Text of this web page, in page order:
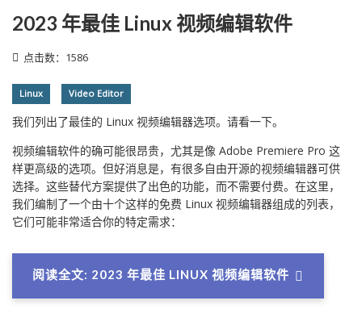
2023 年最佳 Linux 视频编辑软件
点击数：1586
Linux Video Editor
我们列出了最佳的 Linux 视频编辑器选项。请看一下。
视频编辑软件的确可能很昂贵，尤其是像 Adobe Premiere Pro 这
样更高级的选项。但好消息是，有很多自由开源的视频编辑器可供
选择。这些替代方案提供了出色的功能，而不需要付费。在这里，
我们编制了一个由十个这样的免费 Linux 视频编辑器组成的列表，
它们可能非常适合你的特定需求：
阅读全文: 2023 年最佳 LINUX 视频编辑软件